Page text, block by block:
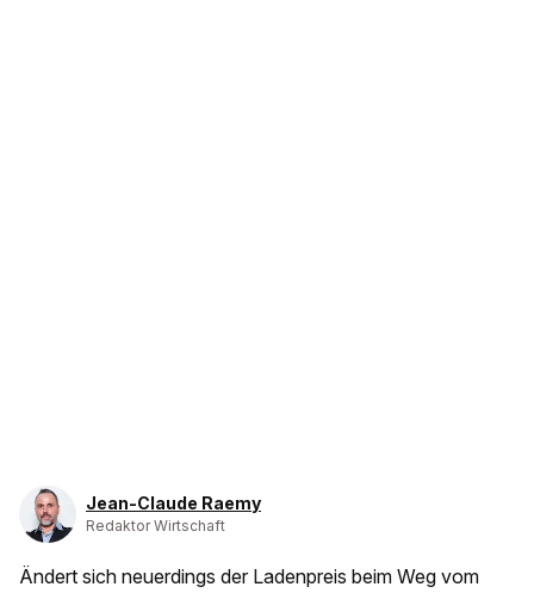
Jean-Claude Raemy
Redaktor Wirtschaft
Ändert sich neuerdings der Ladenpreis beim Weg vom